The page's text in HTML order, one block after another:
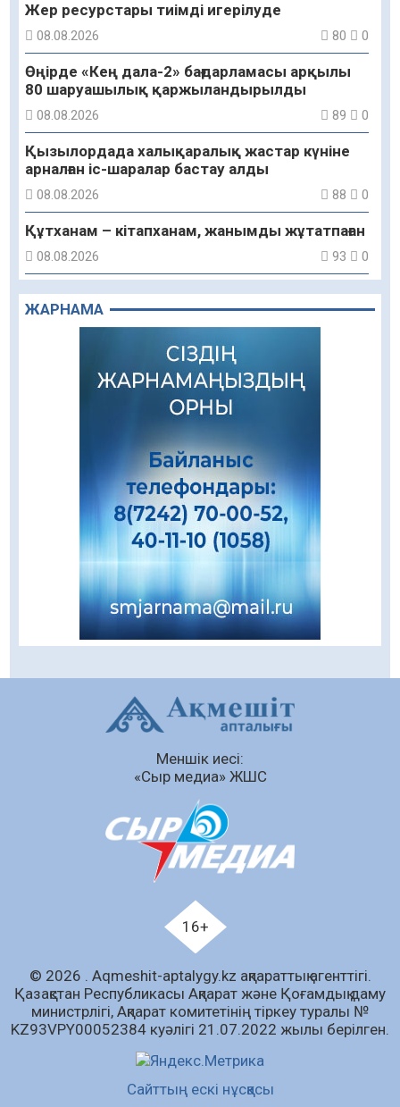
Жер ресурстары тиімді игерілуде
08.08.2026 80 0
Өңірде «Кең дала-2» бағдарламасы арқылы
80 шаруашылық қаржыландырылды
08.08.2026 89 0
Қызылордада халықаралық жастар күніне
арналған іс-шаралар бастау алды
08.08.2026 88 0
Құтханам – кітапханам, жанымды жұтатпаған
08.08.2026 93 0
Құрылыс қарқыны – қала дамуының айғағы
08.08.2026
Зәулім ғимараттарда туған жерді түлеткен
азаматтардың қолтаңбасы бар
Еңбегі ерлікпен тең мамандық
Даналықтың шырағданы, ой-сананың
шамшырағы
08.08.2026
Кенеге қарсы залалсыздандыру жұмыстары
жүргізілуде
07.08.2026
Сыбайлас жемқорлық
Аумақтан тыс соттылық – сот төрелігінің
ашықтығы мен қолжетімділігін арттыру
«Дауыс беру учаскесін қалай табуға болады?»￼
07.08.2026 73 0
Барлық жаңалық
ЖАРНАМА
Меншік иесі:
«Сыр медиа» ЖШС
16+
© 2026 . Аqmeshit-aptalygy.kz ақпараттық агенттігі.
Қазақстан Республикасы Ақпарат және Қоғамдық даму
министрлігі, Ақпарат комитетінің тіркеу туралы №
KZ93VPY00052384 куәлігі 21.07.2022 жылы берілген.
Сайттың ескі нұсқасы